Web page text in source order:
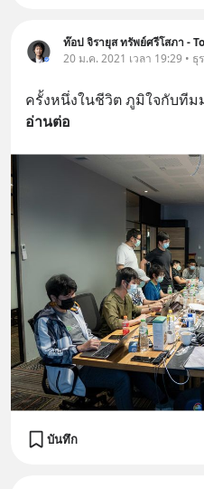
20 ม.ค. 2021 เวลา 19:29 • ธุ
ครั้งหนึ่งในชีวิต ภูมิใจกับ
อ่านต่อ
บันทึก